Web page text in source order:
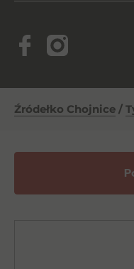
Źródełko Chojnice /